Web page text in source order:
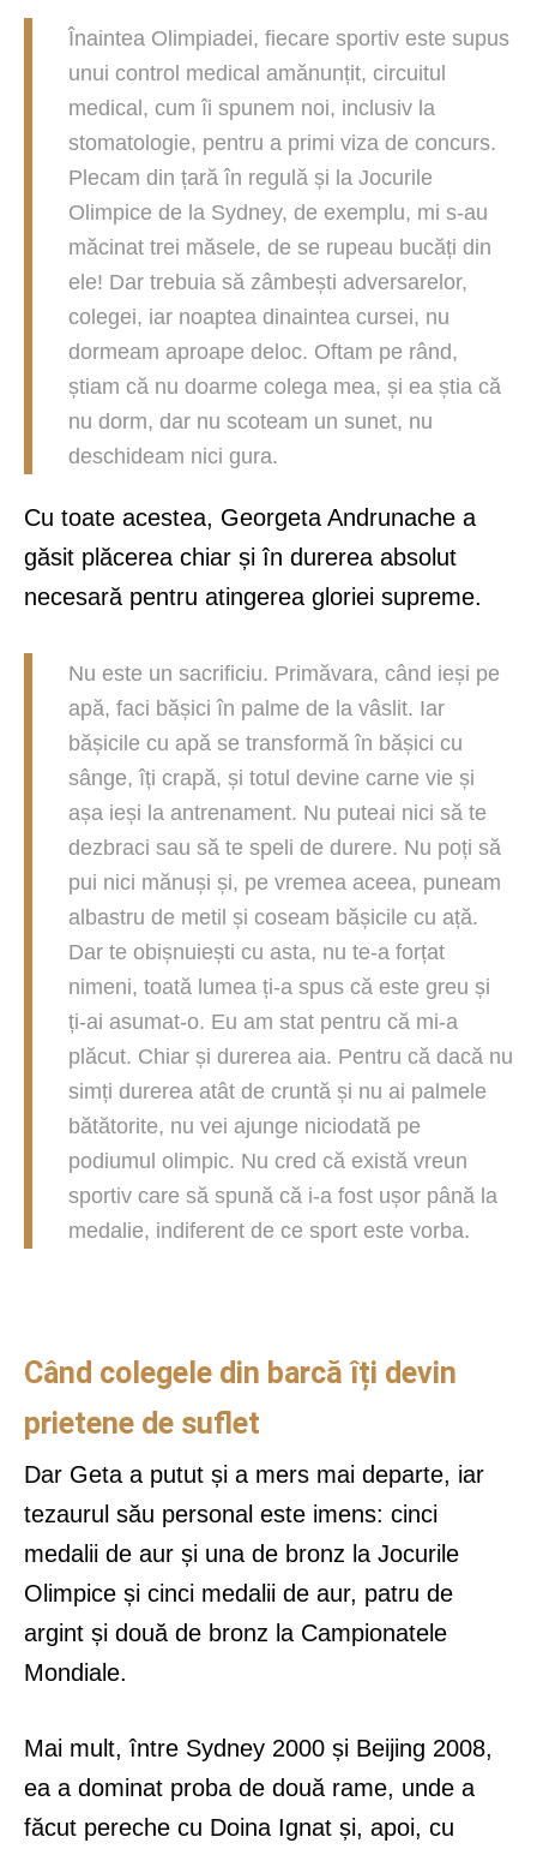
Înaintea Olimpiadei, fiecare sportiv este supus
unui control medical amănunțit, circuitul
medical, cum îi spunem noi, inclusiv la
stomatologie, pentru a primi viza de concurs.
Plecam din țară în regulă și la Jocurile
Olimpice de la Sydney, de exemplu, mi s-au
măcinat trei măsele, de se rupeau bucăți din
ele! Dar trebuia să zâmbești adversarelor,
colegei, iar noaptea dinaintea cursei, nu
dormeam aproape deloc. Oftam pe rând,
știam că nu doarme colega mea, și ea știa că
nu dorm, dar nu scoteam un sunet, nu
deschideam nici gura.
Cu toate acestea, Georgeta Andrunache a
găsit plăcerea chiar și în durerea absolut
necesară pentru atingerea gloriei supreme.
Nu este un sacrificiu. Primăvara, când ieși pe
apă, faci bășici în palme de la vâslit. Iar
bășicile cu apă se transformă în bășici cu
sânge, îți crapă, și totul devine carne vie și
așa ieși la antrenament. Nu puteai nici să te
dezbraci sau să te speli de durere. Nu poți să
pui nici mănuși și, pe vremea aceea, puneam
albastru de metil și coseam bășicile cu ață.
Dar te obișnuiești cu asta, nu te-a forțat
nimeni, toată lumea ți-a spus că este greu și
ți-ai asumat-o. Eu am stat pentru că mi-a
plăcut. Chiar și durerea aia. Pentru că dacă nu
simți durerea atât de cruntă și nu ai palmele
bătătorite, nu vei ajunge niciodată pe
podiumul olimpic. Nu cred că există vreun
sportiv care să spună că i-a fost ușor până la
medalie, indiferent de ce sport este vorba.
Când colegele din barcă îți devin
prietene de suflet
Dar Geta a putut și a mers mai departe, iar
tezaurul său personal este imens: cinci
medalii de aur și una de bronz la Jocurile
Olimpice și cinci medalii de aur, patru de
argint și două de bronz la Campionatele
Mondiale.
Mai mult, între Sydney 2000 și Beijing 2008,
ea a dominat proba de două rame, unde a
făcut pereche cu Doina Ignat și, apoi, cu